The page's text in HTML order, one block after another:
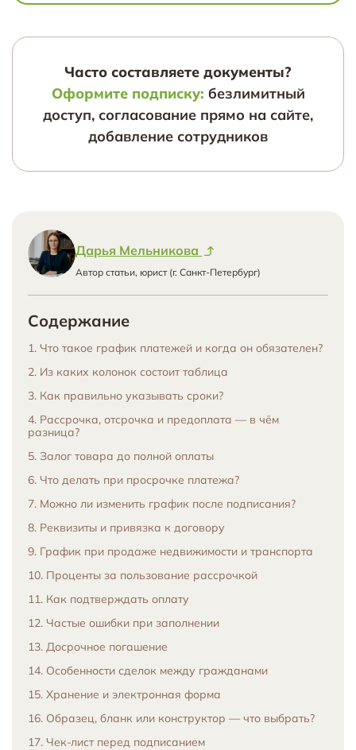
Часто составляете документы?
Оформите подписку: безлимитный
доступ, согласование прямо на сайте,
добавление сотрудников
Дарья Мельникова
Автор статьи, юрист (г. Санкт-Петербург)
Содержание
1. Что такое график платежей и когда он обязателен?
2. Из каких колонок состоит таблица
3. Как правильно указывать сроки?
4. Рассрочка, отсрочка и предоплата — в чём
разница?
5. Залог товара до полной оплаты
6. Что делать при просрочке платежа?
7. Можно ли изменить график после подписания?
8. Реквизиты и привязка к договору
9. График при продаже недвижимости и транспорта
10. Проценты за пользование рассрочкой
11. Как подтверждать оплату
12. Частые ошибки при заполнении
13. Досрочное погашение
14. Особенности сделок между гражданами
15. Хранение и электронная форма
16. Образец, бланк или конструктор — что выбрать?
17. Чек-лист перед подписанием